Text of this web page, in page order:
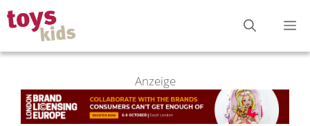
Zum
Inhalt
springen
Anzeige